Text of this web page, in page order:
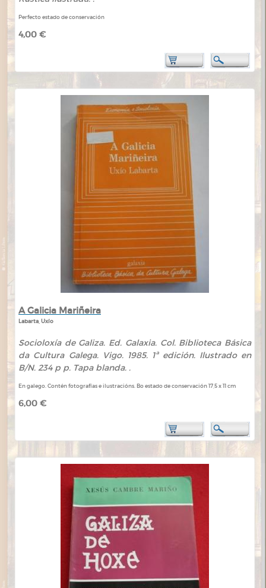
Perfecto estado de conservación
4,00 €
A Galicia Mariñeira
Labarta, Uxío
Socioloxía de Galiza. Ed. Galaxia. Col. Biblioteca Básica
da Cultura Galega. Vigo. 1985. 1ª edición. Ilustrado en
B/N. 234 p p. Tapa blanda. .
En galego. Contén fotografías e ilustracións. Bo estado de conservación 17,5 x 11 cm
6,00 €